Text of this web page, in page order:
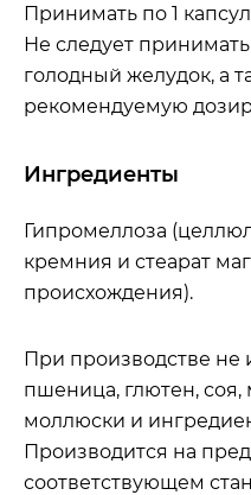
Принимать по 1
Не следует
голодный желудок, а
рекомендуемую
Ингредиенты
Гипромеллоза
кремния и стеарат
происхождения).
При производстве не
пшеница, глютен, соя,
моллюски и
Производится на
соответствующем